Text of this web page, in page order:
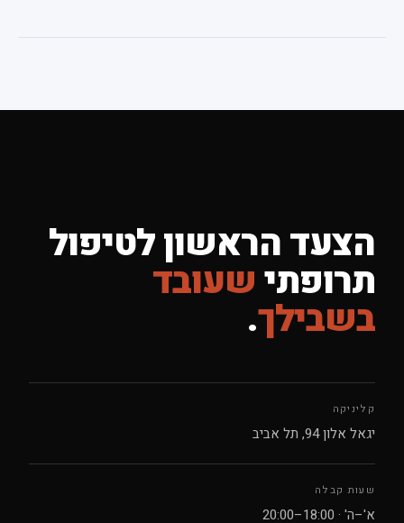
הצעד הראשון לטיפול
תרופתישעובד
בשבילך.
קליניקה
יגאל אלון 94, תל אביב
שעות קבלה
א'–ה' · 18:00–20:00